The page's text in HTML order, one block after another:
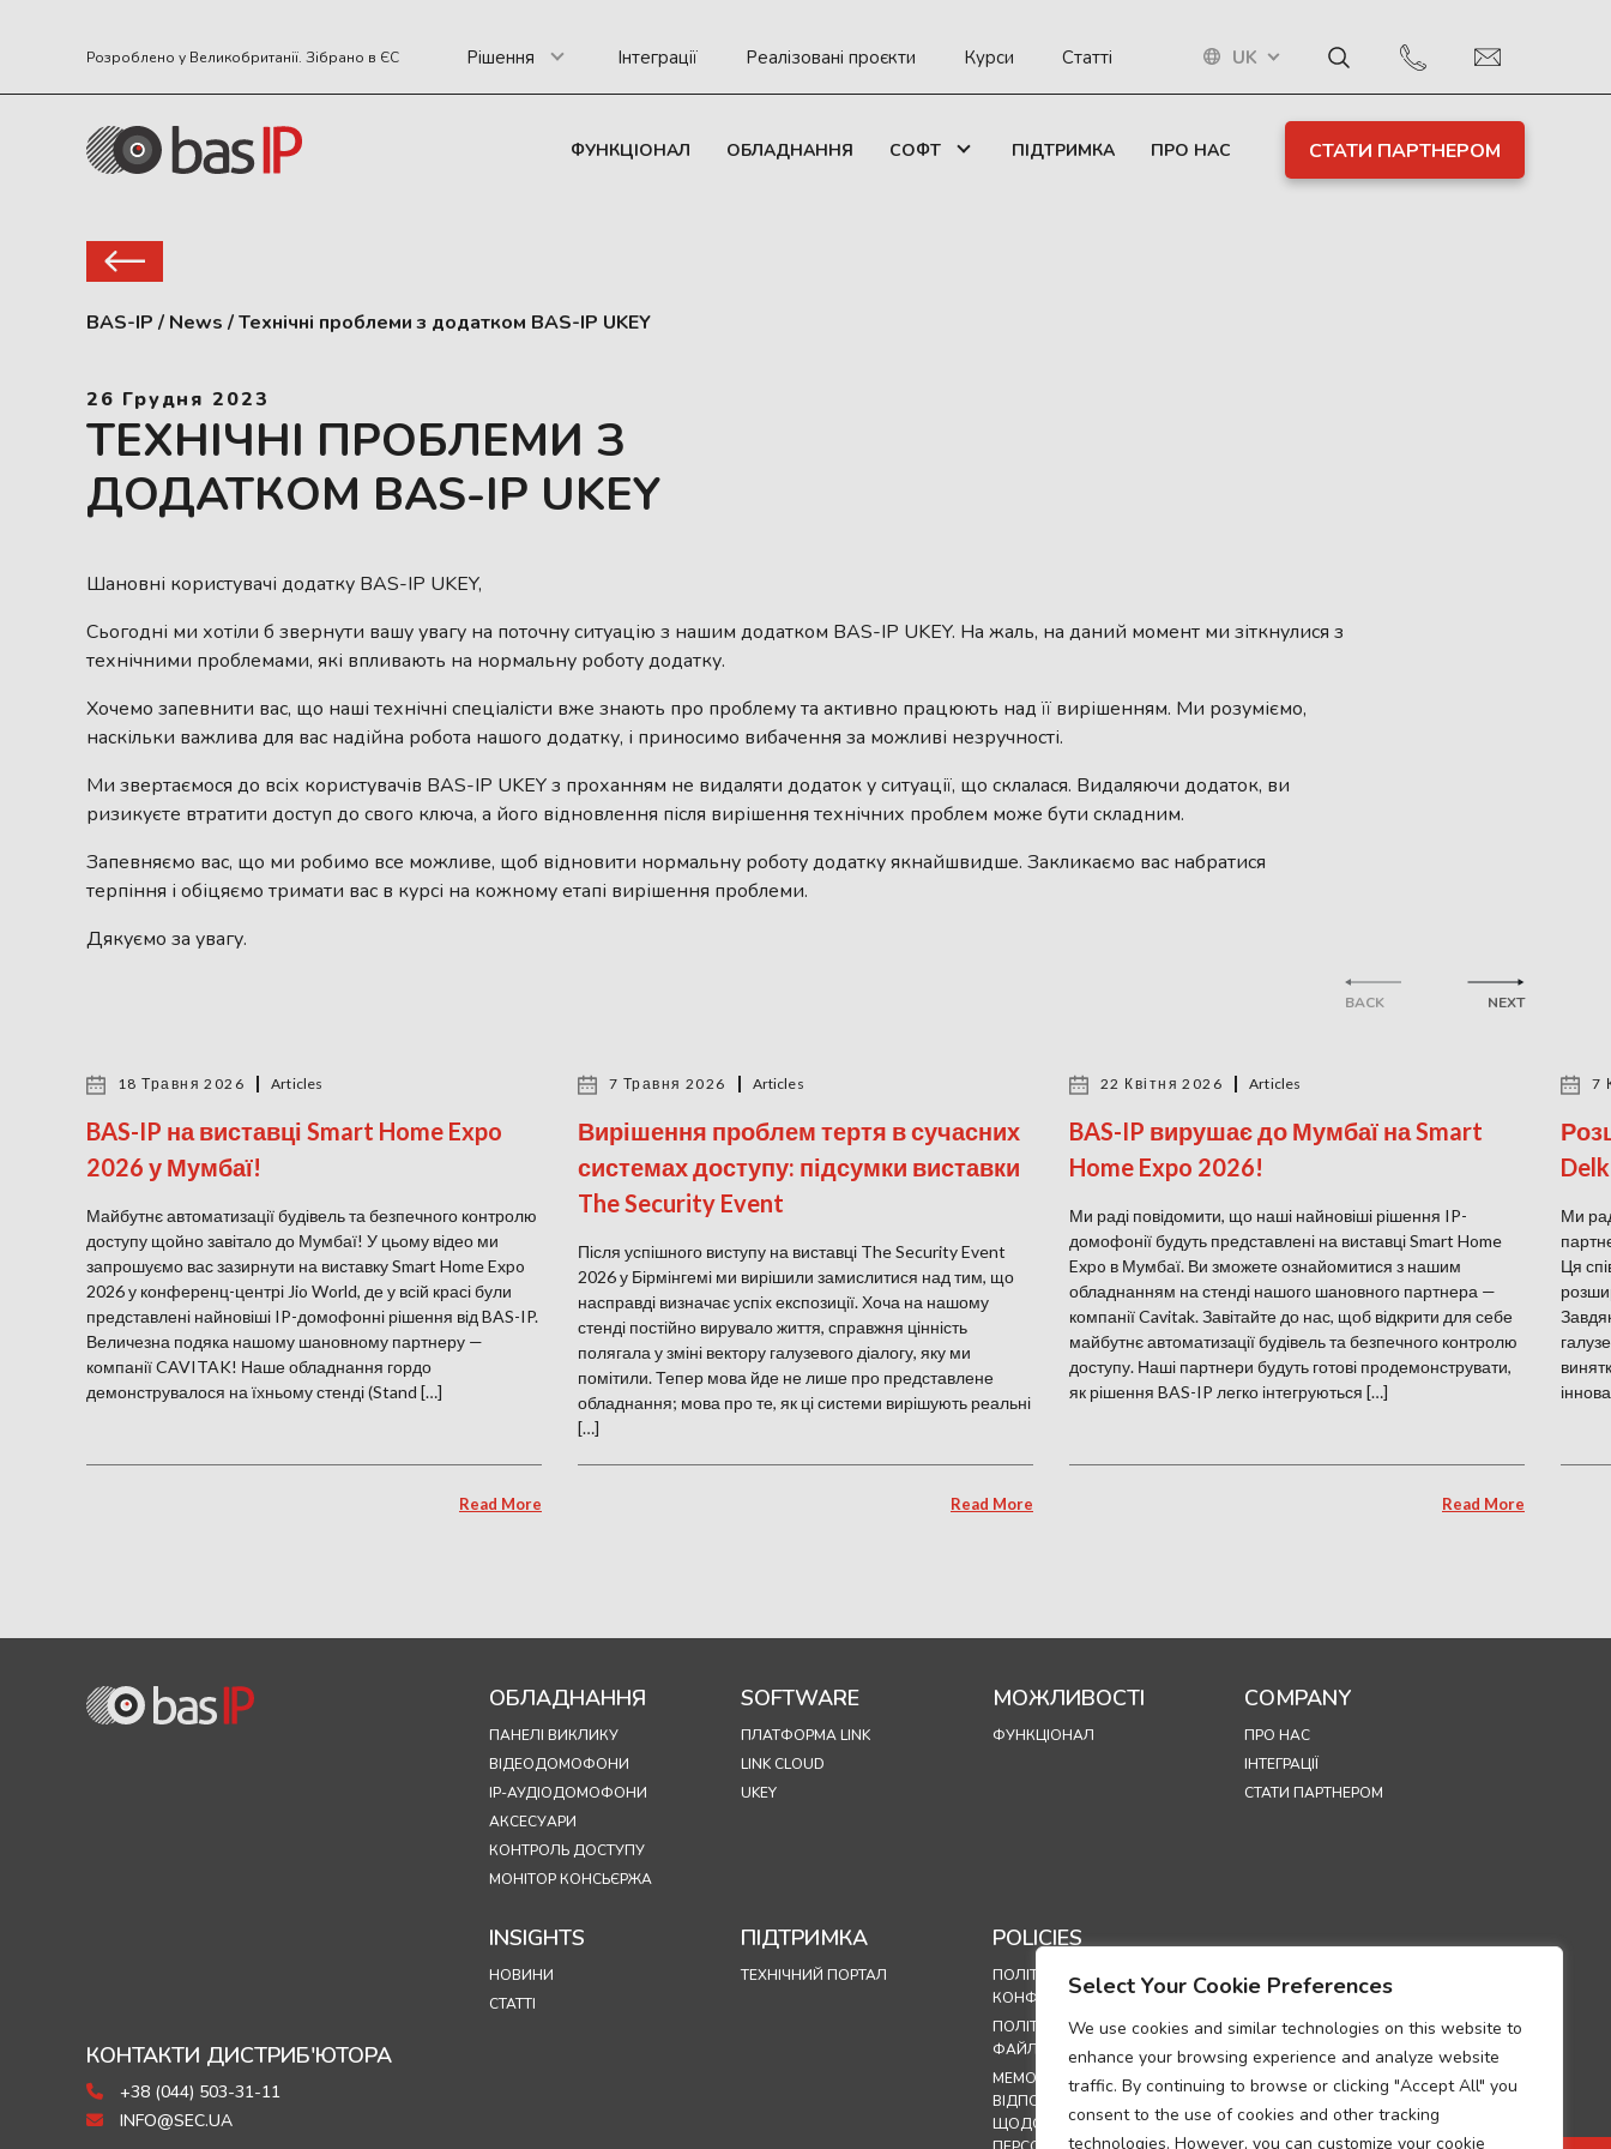
Select Your Cookie Preferences
We use cookies and similar technologies on this website to
enhance your browsing experience and analyze website
traffic. By continuing to browse or clicking "Accept All" you
consent to the use of cookies and other tracking
technologies. However, you can customize your cookie
Розроблено у Великобританії. Зібрано в ЄС Рішення Інтеграції Реалізовані проєкти Курси Статті UK
ФУНКЦІОНАЛ ОБЛАДНАННЯ СОФТ ПІДТРИМКА ПРО НАС СТАТИ ПАРТНЕРОМ
BAS-IP / News /Технічні проблеми з додатком BAS-IP UKEY
26 Грудня 2023
ТЕХНІЧНІ ПРОБЛЕМИ З
ДОДАТКОМ BAS-IP UKEY
Шановні користувачі додатку BAS-IP UKEY,
Сьогодні ми хотіли б звернути вашу увагу на поточну ситуацію з нашим додатком BAS-IP UKEY. На жаль, на даний момент ми зіткнулися з
технічними проблемами, які впливають на нормальну роботу додатку.
Хочемо запевнити вас, що наші технічні спеціалісти вже знають про проблему та активно працюють над її вирішенням. Ми розуміємо,
наскільки важлива для вас надійна робота нашого додатку, і приносимо вибачення за можливі незручності.
Ми звертаємося до всіх користувачів BAS-IP UKEY з проханням не видаляти додаток у ситуації, що склалася. Видаляючи додаток, ви
ризикуєте втратити доступ до свого ключа, а його відновлення після вирішення технічних проблем може бути складним.
Запевняємо вас, що ми робимо все можливе, щоб відновити нормальну роботу додатку якнайшвидше. Закликаємо вас набратися
терпіння і обіцяємо тримати вас в курсі на кожному етапі вирішення проблеми.
Дякуємо за увагу.
BACK
18 Травня 2026 Articles
BAS-IP на виставці Smart Home Expo
2026 у Мумбаї!
Майбутнє автоматизації будівель та безпечного контролю
доступу щойно завітало до Мумбаї! У цьому відео ми
запрошуємо вас зазирнути на виставку Smart Home Expo
2026 у конференц-центрі Jio World, де у всій красі були
представлені найновіші IP-домофонні рішення від BAS-IP.
Величезна подяка нашому шановному партнеру —
компанії CAVITAK! Наше обладнання гордо
демонструвалося на їхньому стенді (Stand […]
Read More
7 Травня 2026 Articles
Вирішення проблем тертя в сучасних
системах доступу: підсумки виставки
The Security Event
Після успішного виступу на виставці The Security Event
2026 у Бірмінгемі ми вирішили замислитися над тим, що
насправді визначає успіх експозиції. Хоча на нашому
стенді постійно вирувало життя, справжня цінність
полягала у зміні вектору галузевого діалогу, яку ми
помітили. Тепер мова йде не лише про представлене
обладнання; мова про те, як ці системи вирішують реальні
[…]
Read More
22 Квітня 2026 Articles
BAS-IP вирушає до Мумбаї на Smart
Home Expo 2026!
Ми раді повідомити, що наші найновіші рішення IP-
домофонії будуть представлені на виставці Smart Home
Expo в Мумбаї. Ви зможете ознайомитися з нашим
обладнанням на стенді нашого шановного партнера —
компанії Cavitak. Завітайте до нас, щоб відкрити для себе
майбутнє автоматизації будівель та безпечного контролю
доступу. Наші партнери будуть готові продемонструвати,
як рішення BAS-IP легко інтегруються […]
Read More
7
Ми
Ця
NEXT
КОНТАКТИ ДИСТРИБ'ЮТОРА
+38 (044) 503-31-11
INFO@SEC.UA
ОБЛАДНАННЯ
ПАНЕЛІ ВИКЛИКУ
ВІДЕОДОМОФОНИ
IP-АУДІОДОМОФОНИ
АКСЕСУАРИ
КОНТРОЛЬ ДОСТУПУ
МОНІТОР КОНСЬЄРЖА
SOFTWARE
ПЛАТФОРМА LINK
LINK CLOUD
UKEY
МОЖЛИВОСТІ
ФУНКЦІОНАЛ
COMPANY
ПРО НАС
ІНТЕГРАЦІЇ
СТАТИ ПАРТНЕРОМ
INSIGHTS
НОВИНИ
СТАТТІ
ПІДТРИМКА
ТЕХНІЧНИЙ ПОРТАЛ
POLICIES
ПОЛІТИКА
КОНФІДЕНЦІЙНОСТІ
ПОЛІТИКА ВИКОРИСТАННЯ
ФАЙЛІВ COOKIE
МЕМОРАНДУМ ПРО
ВІДПОВІДНІСТЬ ВИМОГАМ
ЩОДО ОБРОБКИ